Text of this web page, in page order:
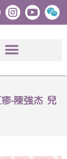
-陳強杰 兒